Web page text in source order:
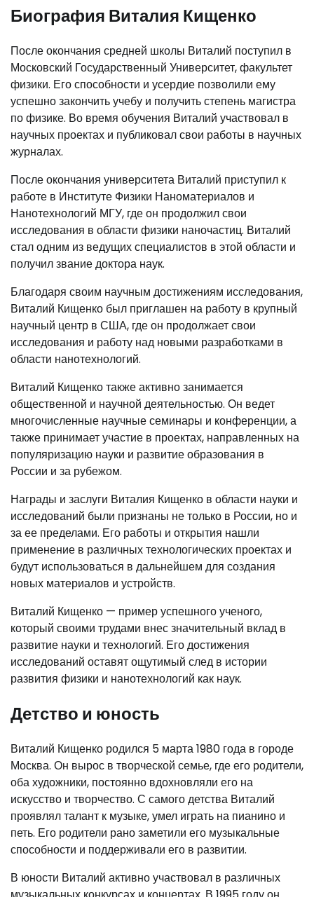
Биография Виталия Кищенко
После окончания средней школы Виталий поступил в
Московский Государственный Университет, факультет
физики. Его способности и усердие позволили ему
успешно закончить учебу и получить степень магистра
по физике. Во время обучения Виталий участвовал в
научных проектах и публиковал свои работы в научных
журналах.
После окончания университета Виталий приступил к
работе в Институте Физики Наноматериалов и
Нанотехнологий МГУ, где он продолжил свои
исследования в области физики наночастиц. Виталий
стал одним из ведущих специалистов в этой области и
получил звание доктора наук.
Благодаря своим научным достижениям исследования,
Виталий Кищенко был приглашен на работу в крупный
научный центр в США, где он продолжает свои
исследования и работу над новыми разработками в
области нанотехнологий.
Виталий Кищенко также активно занимается
общественной и научной деятельностью. Он ведет
многочисленные научные семинары и конференции, а
также принимает участие в проектах, направленных на
популяризацию науки и развитие образования в
России и за рубежом.
Награды и заслуги Виталия Кищенко в области науки и
исследований были признаны не только в России, но и
за ее пределами. Его работы и открытия нашли
применение в различных технологических проектах и
будут использоваться в дальнейшем для создания
новых материалов и устройств.
Виталий Кищенко — пример успешного ученого,
который своими трудами внес значительный вклад в
развитие науки и технологий. Его достижения
исследований оставят ощутимый след в истории
развития физики и нанотехнологий как наук.
Детство и юность
Виталий Кищенко родился 5 марта 1980 года в городе
Москва. Он вырос в творческой семье, где его родители,
оба художники, постоянно вдохновляли его на
искусство и творчество. С самого детства Виталий
проявлял талант к музыке, умел играть на пианино и
петь. Его родители рано заметили его музыкальные
способности и поддерживали его в развитии.
В юности Виталий активно участвовал в различных